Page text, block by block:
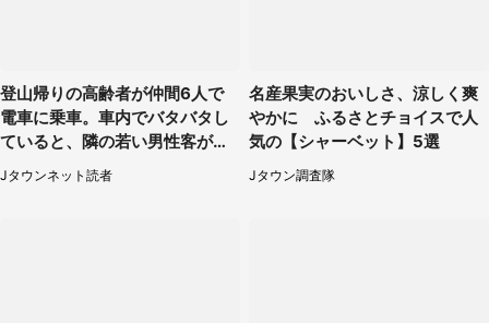
登山帰りの高齢者が仲間6人で
電車に乗車。車内でバタバタし
ていると、隣の若い男性客が
（神奈川県・70代女性）
Jタウンネット読者
名産果実のおいしさ、涼しく爽
やかに ふるさとチョイスで人
気の【シャーベット】5選
Jタウン調査隊